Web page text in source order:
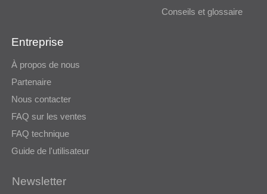
Conseils et glossaire
Entreprise
À propos de nous
Partenaire
Nous contacter
FAQ sur les ventes
FAQ technique
Guide de l'utilisateur
Newsletter